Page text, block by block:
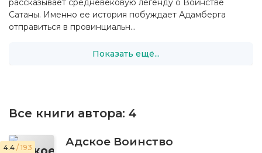
рассказывает средневековую легенду о Воинстве
Сатаны. Именно ее история побуждает Адамберга
отправиться в провинциальн...
Показать ещё...
Все книги автора: 4
4.4 / 193 Адское Воинство